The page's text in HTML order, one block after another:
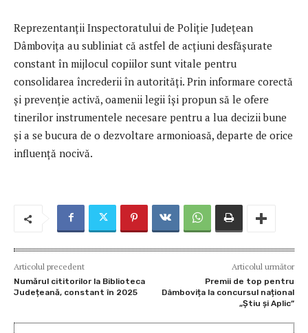
Reprezentanții Inspectoratului de Poliție Județean
Dâmbovița au subliniat că astfel de acțiuni desfășurate
constant în mijlocul copiilor sunt vitale pentru
consolidarea încrederii în autorități. Prin informare corectă
și prevenție activă, oamenii legii își propun să le ofere
tinerilor instrumentele necesare pentru a lua decizii bune
și a se bucura de o dezvoltare armonioasă, departe de orice
influență nocivă.
Articolul precedent
Numărul cititorilor la Biblioteca
Județeană, constant în 2025
Articolul următor
Premii de top pentru
Dâmbovița la concursul național
„Știu și Aplic”